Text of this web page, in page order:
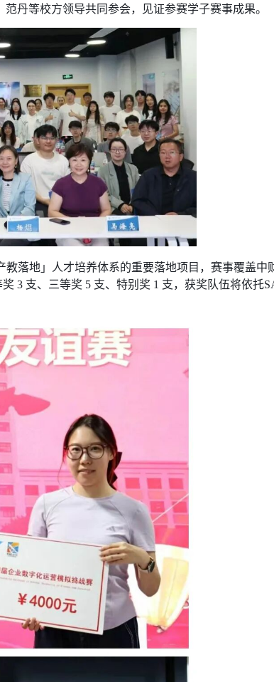
范丹等校方领导共同参会，见证参赛学子赛事成果。
落地」人才培养体系的重要落地项目，赛事覆盖中
3 支、三等奖 5 支、特别奖 1 支，获奖队伍将依托